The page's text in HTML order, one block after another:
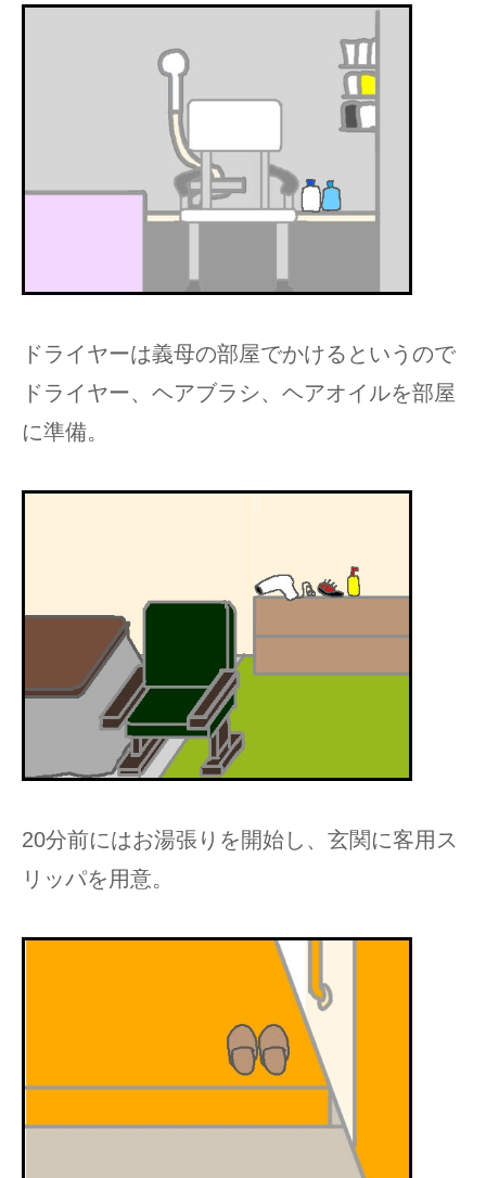
ドライヤーは義母の部屋でかけるというので
ドライヤー、ヘアブラシ、ヘアオイルを部屋
に準備。
20分前にはお湯張りを開始し、玄関に客用ス
リッパを用意。